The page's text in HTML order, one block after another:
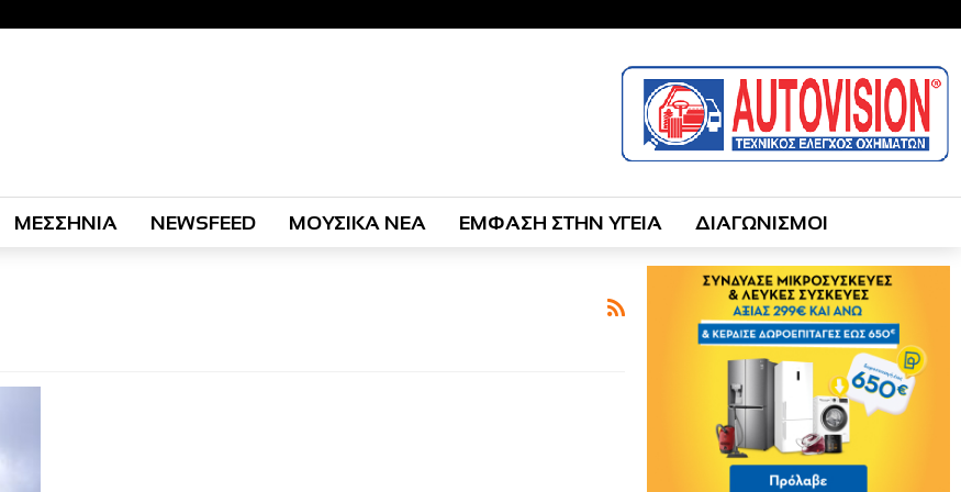
ΜΕΣΣΗΝΙΑ NEWSFEED ΜΟΥΣΙΚΑ ΝΕΑ ΕΜΦΑΣΗ ΣΤΗΝ ΥΓΕΙΑ ΔΙΑΓΩΝΙΣΜΟΙ